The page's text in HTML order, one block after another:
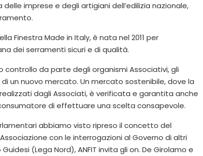
imprese e degli artigiani dell’edilizia nazionale,
Finestra Made in Italy, è nata nel 2011 per
dei serramenti sicuri e di qualità.
controllo da parte degli organismi Associativi, gli
un nuovo mercato. Un mercato sostenibile, dove la
dagli Associati, è verificata e garantita anche
di effettuare una scelta consapevole.
abbiamo visto ripreso il concetto del
con le interrogazioni al Governo di altri
(Lega Nord), ANFIT invita gli on. De Girolamo e